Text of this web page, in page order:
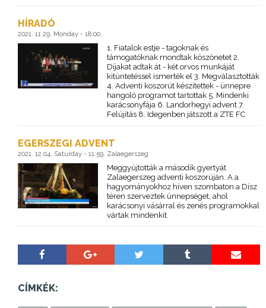
HÍRADÓ
2021. 11 29. Monday - 18:00,
1. Fiatalok estje - tagoknak és
támogatóknak mondtak köszönetet 2.
Díjakat adtak át - két orvos munkáját
kitüntetéssel ismerték el 3. Megválasztották
4. Adventi koszorút készítettek - ünnepre
hangoló programot tartottak 5. Mindenki
karácsonyfája 6. Landorhegyi advent 7.
Felújítás 8. Idegenben játszott a ZTE FC
EGERSZEGI ADVENT
2021. 12 04. Saturday - 11:59, Zalaegerszeg
Meggyújtották a második gyertyát
Zalaegerszeg adventi koszorúján. A a
hagyományokhoz híven szombaton a Dísz
téren szerveztek ünnepséget, ahol
karácsonyi vásárral és zenés programokkal
vártak mindenkit.
CÍMKÉK: